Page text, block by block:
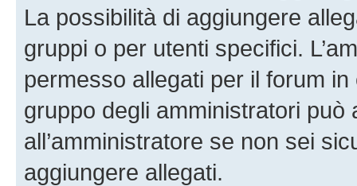
La possibilità di aggiungere
gruppi o per utenti specifici.
permesso allegati per il forum
gruppo degli amministratori può
all’amministratore se non sei
aggiungere allegati.